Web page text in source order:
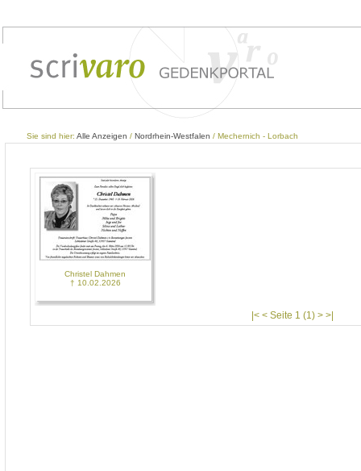
Sie sind hier: Alle Anzeigen / Nordrhein-Westfalen / Mechernich - Lorbach
Christel Dahmen
† 10.02.2026
|< < Seite 1 (1) > >|